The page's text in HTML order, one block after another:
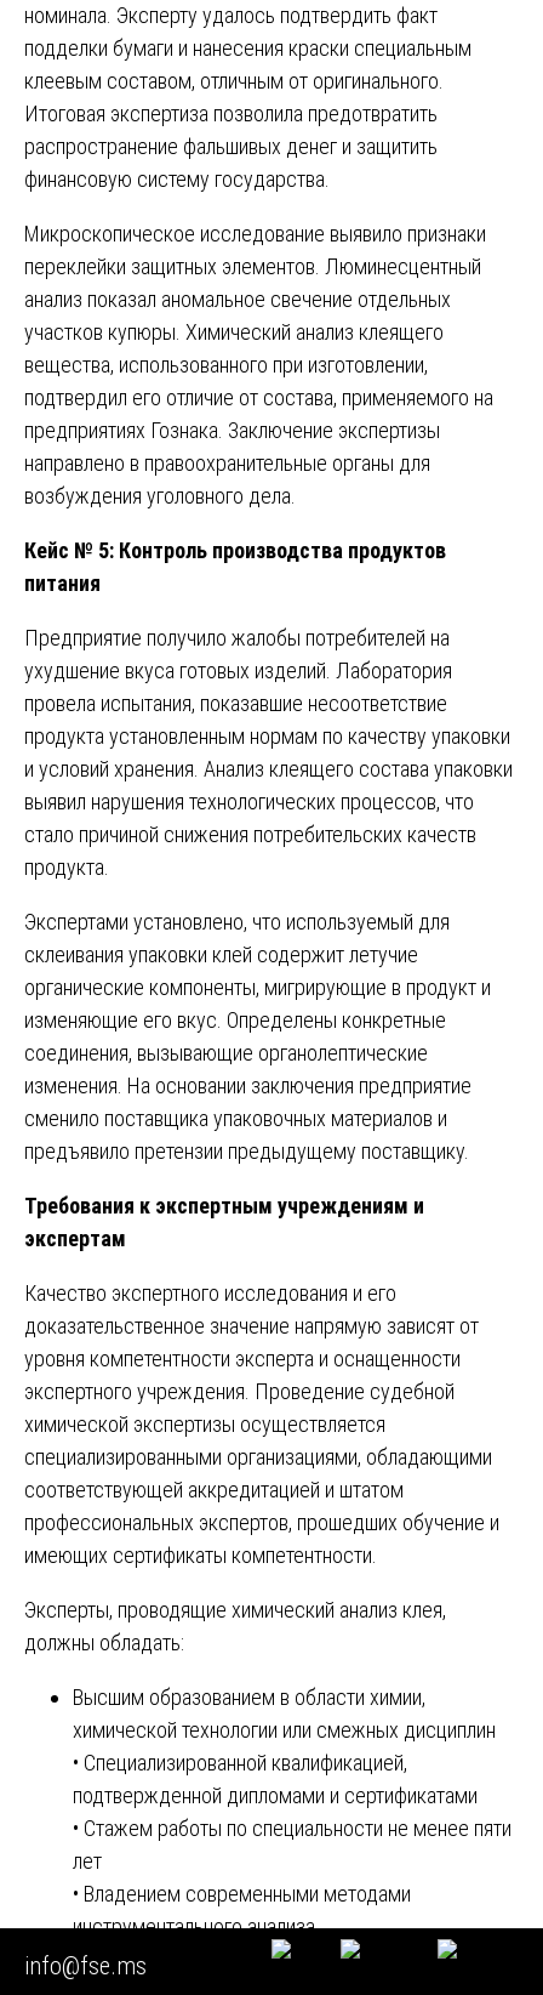
номинала. Эксперту удалось подтвердить факт
подделки бумаги и нанесения краски специальным
клеевым составом, отличным от оригинального.
Итоговая экспертиза позволила предотвратить
распространение фальшивых денег и защитить
финансовую систему государства.
Микроскопическое исследование выявило признаки
переклейки защитных элементов. Люминесцентный
анализ показал аномальное свечение отдельных
участков купюры. Химический анализ клеящего
вещества, использованного при изготовлении,
подтвердил его отличие от состава, применяемого на
предприятиях Гознака. Заключение экспертизы
направлено в правоохранительные органы для
возбуждения уголовного дела.
Кейс № 5: Контроль производства продуктов
питания
Предприятие получило жалобы потребителей на
ухудшение вкуса готовых изделий. Лаборатория
провела испытания, показавшие несоответствие
продукта установленным нормам по качеству упаковки
и условий хранения. Анализ клеящего состава упаковки
выявил нарушения технологических процессов, что
стало причиной снижения потребительских качеств
продукта.
Экспертами установлено, что используемый для
склеивания упаковки клей содержит летучие
органические компоненты, мигрирующие в продукт и
изменяющие его вкус. Определены конкретные
соединения, вызывающие органолептические
изменения. На основании заключения предприятие
сменило поставщика упаковочных материалов и
предъявило претензии предыдущему поставщику.
Требования к экспертным учреждениям и
экспертам
Качество экспертного исследования и его
доказательственное значение напрямую зависят от
уровня компетентности эксперта и оснащенности
экспертного учреждения. Проведение судебной
химической экспертизы осуществляется
специализированными организациями, обладающими
соответствующей аккредитацией и штатом
профессиональных экспертов, прошедших обучение и
имеющих сертификаты компетентности.
Эксперты, проводящие химический анализ клея,
должны обладать:
Высшим образованием в области химии,
химической технологии или смежных дисциплин
• Специализированной квалификацией,
подтвержденной дипломами и сертификатами
• Стажем работы по специальности не менее пяти
лет
• Владением современными методами
инструментального анализа
• Знанием нормативно-технической документации
info@fse.ms